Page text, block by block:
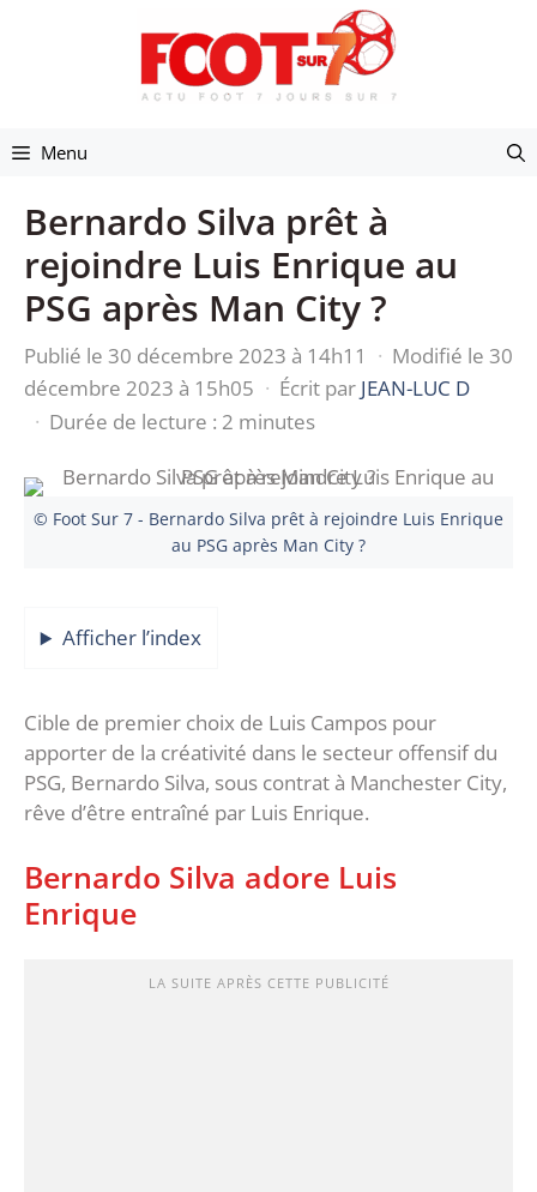
Menu
Bernardo Silva prêt à
rejoindre Luis Enrique au
PSG après Man City ?
Publié le 30 décembre 2023 à 14h11 · Modifié le 30
décembre 2023 à 15h05 · Écrit par JEAN-LUC D
· Durée de lecture : 2 minutes
© Foot Sur 7 - Bernardo Silva prêt à rejoindre Luis Enrique
au PSG après Man City ?
Afficher l’index
Cible de premier choix de Luis Campos pour
apporter de la créativité dans le secteur offensif du
PSG, Bernardo Silva, sous contrat à Manchester City,
rêve d’être entraîné par Luis Enrique.
Bernardo Silva adore Luis
Enrique
LA SUITE APRÈS CETTE PUBLICITÉ